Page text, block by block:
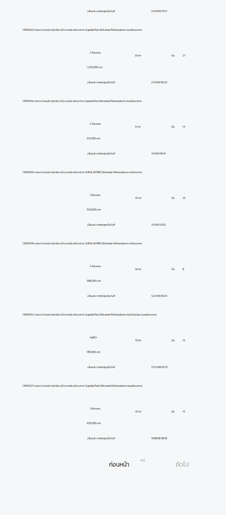
เลื่อนประกาศล่าสุดเมื่อวันที่ 24/4/69 10:57
CM04420 ขายดาวน์ คอนโด ศุภาลัย ปาร์ค เอกมัย-พัฒนาการ Supalai Parc Ekkamai-Pattanakarn ถนนพัฒนาการ
1,250,000 บาท
2 ห้องนอน
64 m² ชั้น 27
เลื่อนประกาศล่าสุดเมื่อวันที่ 21/4/69 06:22
CM04416 ขายดาวน์ คอนโด ศุภาลัย ปาร์ค เอกมัย-พัฒนาการ Supalai Parc Ekkamai-Pattanakarn ถนนพัฒนาการ
516,000 บาท
2 ห้องนอน
51 m² ชั้น 14
เลื่อนประกาศล่าสุดเมื่อวันที่ 4/4/69 09:41
CM04403 ขายดาวน์ คอนโด ศุภาลัย ปาร์ค เอกมัย-พัฒนาการ SUPALAI PARC Ekkamai–Pattanakarn ถ.พัฒนาการ
550,000 บาท
1 ห้องนอน
35 m² ชั้น 25
เลื่อนประกาศล่าสุดเมื่อวันที่ 3/3/69 10:02
CM04396 ขายดาวน์ คอนโด ศุภาลัย ปาร์ค เอกมัย-พัฒนาการ SUPALAI PARC Ekkamai–Pattanakarn ถ.พัฒนาการ
586,000 บาท
2 ห้องนอน
56 m² ชั้น 8
เลื่อนประกาศล่าสุดเมื่อวันที่ 12/2/69 09:25
CM04352 ขายดาวน์ คอนโด ศุภาลัย ปาร์ค เอกมัย-พัฒนาการ Supalai Parc Ekkamai-Pattanakarn คอนโดมิเนียม ถนนพัฒนาการ
189,000 บาท
สตูดิโอ
30 m² ชั้น 10
เลื่อนประกาศล่าสุดเมื่อวันที่ 13/11/68 05:47
CM04323 ขายดาวน์ คอนโด ศุภาลัย ปาร์ค เอกมัย-พัฒนาการ Supalai Park Ekkamai-Pattanakarn ถนนพัฒนาการ
430,000 บาท
1 ห้องนอน
42 m² ชั้น 10
เลื่อนประกาศล่าสุดเมื่อวันที่ 19/8/68 08:05
ก่อนหน้า 1 / 1 ถัดไป